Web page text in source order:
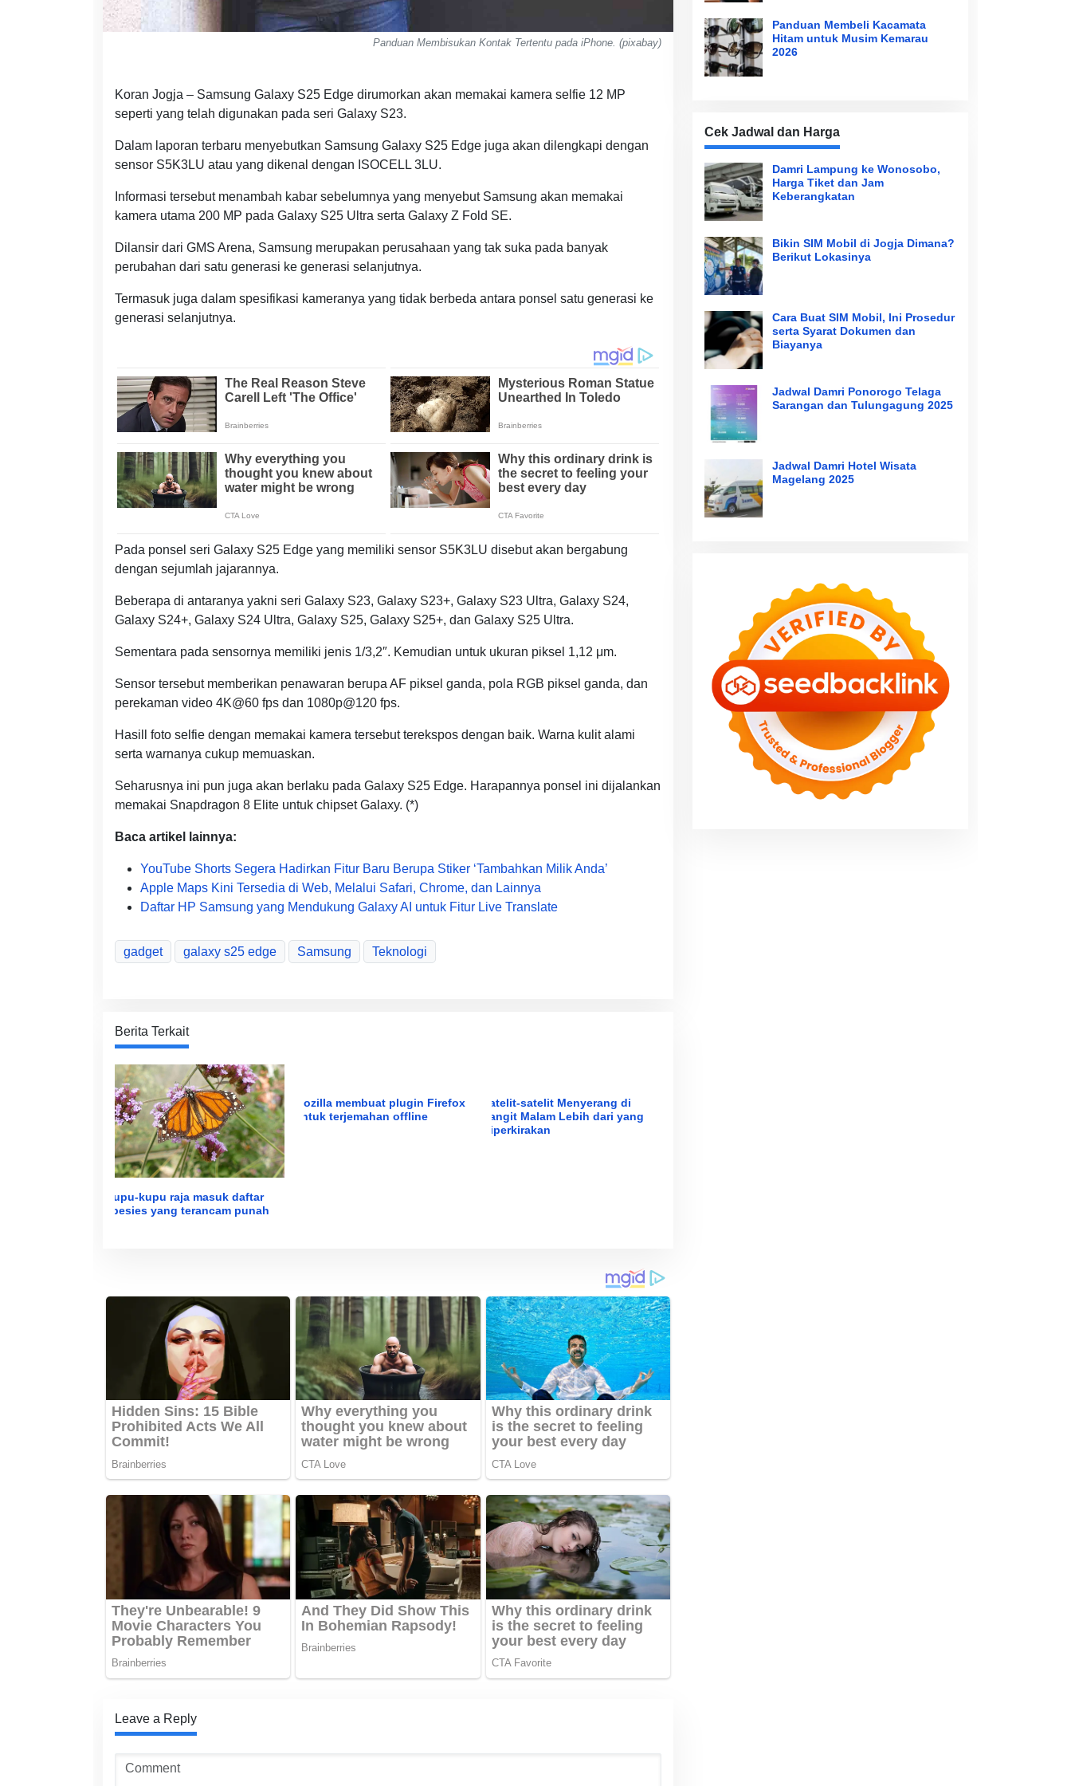
Panduan Membisukan Kontak Tertentu pada iPhone. (pixabay)
Koran Jogja – Samsung Galaxy S25 Edge dirumorkan akan memakai kamera selfie 12 MP
seperti yang telah digunakan pada seri Galaxy S23.
Dalam laporan terbaru menyebutkan Samsung Galaxy S25 Edge juga akan dilengkapi dengan
sensor S5K3LU atau yang dikenal dengan ISOCELL 3LU.
Informasi tersebut menambah kabar sebelumnya yang menyebut Samsung akan memakai
kamera utama 200 MP pada Galaxy S25 Ultra serta Galaxy Z Fold SE.
Dilansir dari GMS Arena, Samsung merupakan perusahaan yang tak suka pada banyak
perubahan dari satu generasi ke generasi selanjutnya.
Termasuk juga dalam spesifikasi kameranya yang tidak berbeda antara ponsel satu generasi ke
generasi selanjutnya.
Pada ponsel seri Galaxy S25 Edge yang memiliki sensor S5K3LU disebut akan bergabung
dengan sejumlah jajarannya.
Beberapa di antaranya yakni seri Galaxy S23, Galaxy S23+, Galaxy S23 Ultra, Galaxy S24,
Galaxy S24+, Galaxy S24 Ultra, Galaxy S25, Galaxy S25+, dan Galaxy S25 Ultra.
Sementara pada sensornya memiliki jenis 1/3,2″. Kemudian untuk ukuran piksel 1,12 μm.
Sensor tersebut memberikan penawaran berupa AF piksel ganda, pola RGB piksel ganda, dan
perekaman video 4K@60 fps dan 1080p@120 fps.
Hasill foto selfie dengan memakai kamera tersebut terekspos dengan baik. Warna kulit alami
serta warnanya cukup memuaskan.
Seharusnya ini pun juga akan berlaku pada Galaxy S25 Edge. Harapannya ponsel ini dijalankan
memakai Snapdragon 8 Elite untuk chipset Galaxy. (*)
Baca artikel lainnya:
YouTube Shorts Segera Hadirkan Fitur Baru Berupa Stiker ‘Tambahkan Milik Anda’
Apple Maps Kini Tersedia di Web, Melalui Safari, Chrome, dan Lainnya
Daftar HP Samsung yang Mendukung Galaxy AI untuk Fitur Live Translate
gadget galaxy s25 edge Samsung Teknologi
Berita Terkait
Kupu-kupu raja masuk daftar
spesies yang terancam punah
Mozilla membuat plugin Firefox
untuk terjemahan offline
Satelit-satelit Menyerang di
Langit Malam Lebih dari yang
Diperkirakan
Leave a Reply
Panduan Membeli Kacamata
Hitam untuk Musim Kemarau
2026
Cek Jadwal dan Harga
Damri Lampung ke Wonosobo,
Harga Tiket dan Jam
Keberangkatan
Bikin SIM Mobil di Jogja Dimana?
Berikut Lokasinya
Cara Buat SIM Mobil, Ini Prosedur
serta Syarat Dokumen dan
Biayanya
Jadwal Damri Ponorogo Telaga
Sarangan dan Tulungagung 2025
Jadwal Damri Hotel Wisata
Magelang 2025